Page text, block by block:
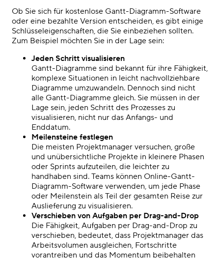
Ob Sie sich für kostenlose Gantt-Diagramm-Software
oder eine bezahlte Version entscheiden, es gibt einige
Schlüsseleigenschaften, die Sie einbeziehen sollten.
Zum Beispiel möchten Sie in der Lage sein:
Jeden Schritt visualisieren
Gantt-Diagramme sind bekannt für ihre Fähigkeit,
komplexe Situationen in leicht nachvollziehbare
Diagramme umzuwandeln. Dennoch sind nicht
alle Gantt-Diagramme gleich. Sie müssen in der
Lage sein, jeden Schritt des Prozesses zu
visualisieren, nicht nur das Anfangs- und
Enddatum.
Meilensteine festlegen
Die meisten Projektmanager versuchen, große
und unübersichtliche Projekte in kleinere Phasen
oder Sprints aufzuteilen, die leichter zu
handhaben sind. Teams können Online-Gantt-
Diagramm-Software verwenden, um jede Phase
oder Meilenstein als Teil der gesamten Reise zur
Auslieferung zu visualisieren.
Verschieben von Aufgaben per Drag-and-Drop
Die Fähigkeit, Aufgaben per Drag-and-Drop zu
verschieben, bedeutet, dass Projektmanager das
Arbeitsvolumen ausgleichen, Fortschritte
vorantreiben und das Momentum beibehalten